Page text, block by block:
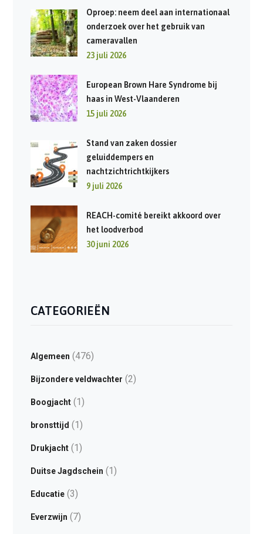
Oproep: neem deel aan internationaal
onderzoek over het gebruik van
cameravallen
23 juli 2026
European Brown Hare Syndrome bij
haas in West-Vlaanderen
15 juli 2026
Stand van zaken dossier
geluiddempers en
nachtzichtrichtkijkers
9 juli 2026
REACH-comité bereikt akkoord over
het loodverbod
30 juni 2026
CATEGORIEËN
Algemeen (476)
Bijzondere veldwachter (2)
Boogjacht(1)
bronsttijd (1)
Drukjacht(1)
Duitse Jagdschein (1)
Educatie(3)
Everzwijn (7)